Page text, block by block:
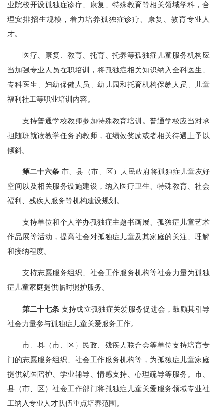
业院校开设孤独症诊疗、康复、特殊教育等相关领域学科，合
理安排招生规模，着力培养孤独症诊疗、康复、教育专业人
才。
医疗、康复、教育、托育、托养等孤独症儿童服务机构应
当加强专业人员在职培训，将孤独症相关知识纳入全科医生、
专科医生、妇幼保健人员、幼儿园和托育机构保教人员、儿童
福利社工等职业培训内容。
支持普通学校教师参加特殊教育培训。普通学校应当对承
担随班就读教学任务的教师，在绩效奖励或者相关待遇上予以
倾斜。
第二十六条 市、县（市、区）人民政府将孤独症儿童友好
空间以及相关服务设施建设，纳入医疗卫生、特殊教育、社会
福利、残疾人服务等机构建设规划。
支持单位和个人举办孤独症主题书画展、孤独症儿童艺术
作品展等活动，提高社会对孤独症儿童及其家庭的关注、理解
和接纳程度。
支持志愿服务组织、社会工作服务机构等社会力量为孤独
症儿童家庭提供临时照护服务。
第二十七条 支持成立孤独症关爱服务促进会，鼓励其引导
社会力量参与孤独症儿童关爱服务工作。
市、县（市、区）民政、残疾人联合会等单位支持培育专
门的志愿服务组织、社会工作服务机构等，为孤独症儿童家庭
提供就医陪护、学业辅导、情感支持、心理疏导等服务。市、
县（市、区）社会工作部门将孤独症儿童关爱服务领域专业社
工纳入专业人才队伍重点培养范围。